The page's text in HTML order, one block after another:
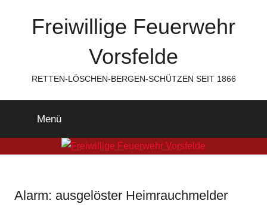
Freiwillige Feuerwehr
Vorsfelde
RETTEN-LÖSCHEN-BERGEN-SCHÜTZEN SEIT 1866
Menü
Alarm: ausgelöster Heimrauchmelder